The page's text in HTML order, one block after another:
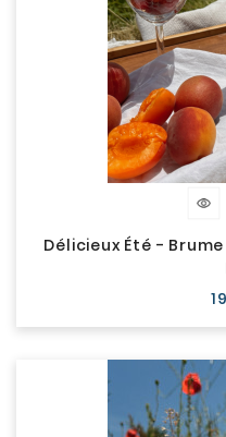
Délicieux Été -